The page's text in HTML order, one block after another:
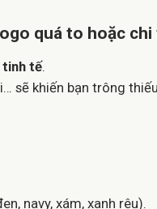
quá to hoặc
tinh tế.
sẽ khiến bạn trông
navy, xám, xanh rêu).